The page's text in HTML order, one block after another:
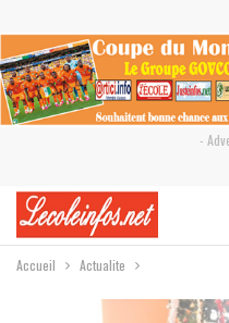
-
Accueil Actualite